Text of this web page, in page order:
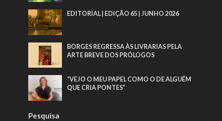
EDITORIAL | EDIÇÃO 65 | JUNHO 2026
BORGES REGRESSA ÀS LIVRARIAS PELA
ARTE BREVE DOS PRÓLOGOS
“VEJO O MEU PAPEL COMO O DE ALGUÉM
QUE CRIA PONTES”
Pesquisa